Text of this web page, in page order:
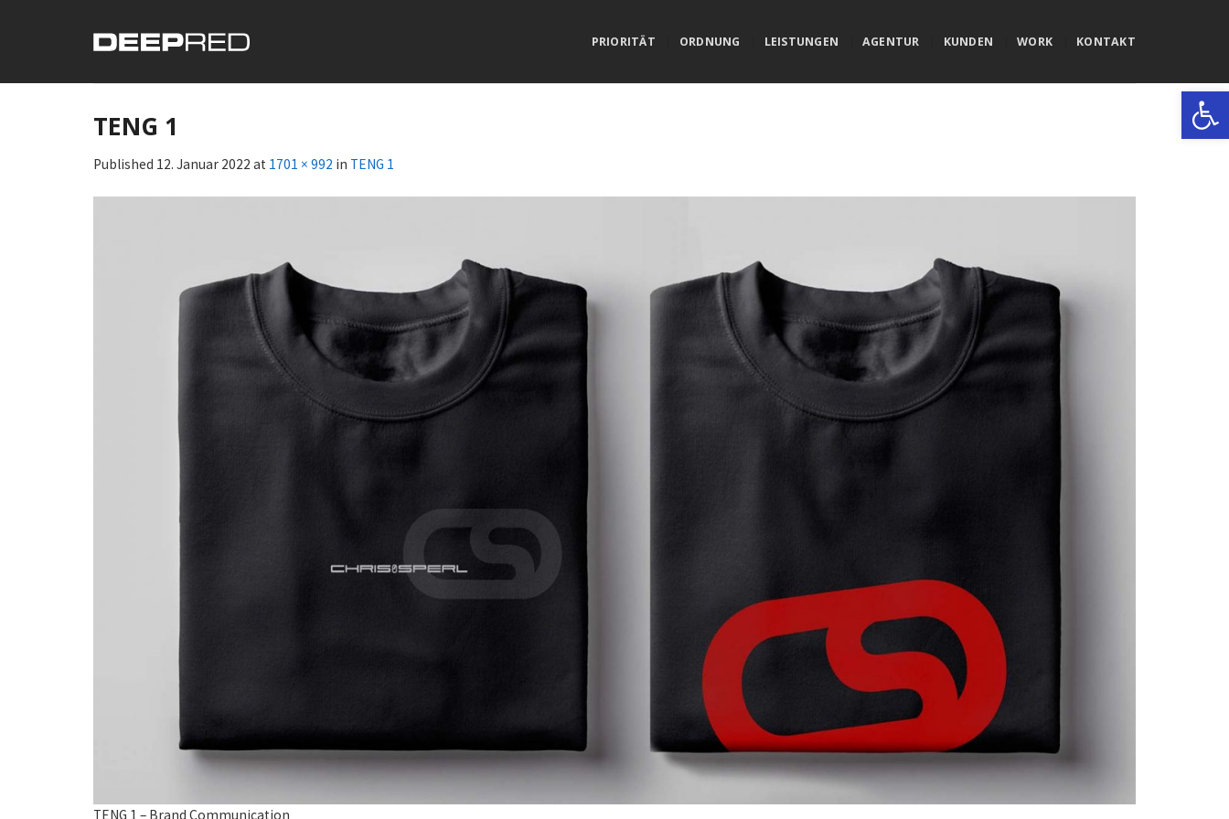
PRIORITÄT ORDNUNG LEISTUNGEN AGENTUR KUNDEN WORK KONTAKT
TENG 1
Published 12. Januar 2022 at 1701 × 992 in TENG 1
TENG 1 – Brand Communication